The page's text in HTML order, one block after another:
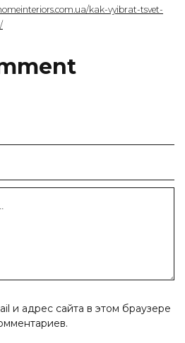
kak-vyibrat-tsvet-
и адрес сайта в этом браузере